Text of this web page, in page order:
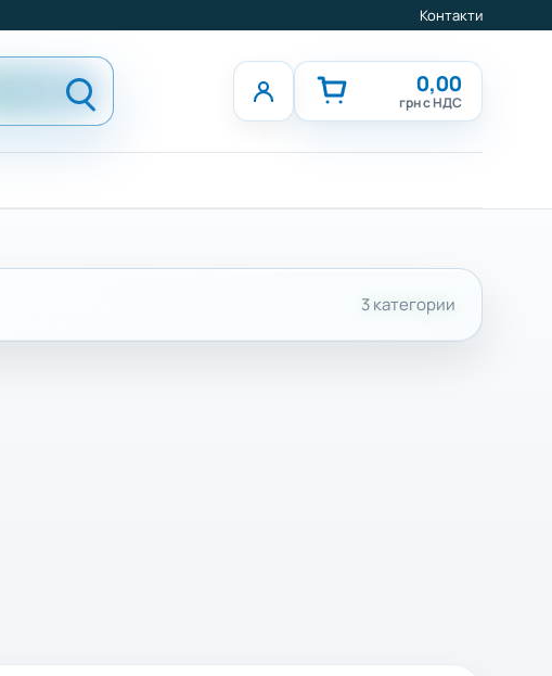
Контакти
0,00
грн с НДС
3 категории